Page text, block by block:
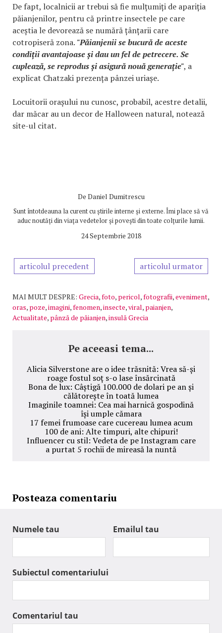
De fapt, localnicii ar trebui să fie mulțumiți de apariția
păianjenilor, pentru că printre insectele pe care
aceștia le devorează se numără țânțarii care
cotropiseră zona. "Păianjenii se bucură de aceste
condiții avantajoase și dau un fel de petrecere. Se
cuplează, se reprodus și asigură nouă generație", a
explicat Chatzaki prezența pânzei uriașe.
Locuitorii orașului nu cunosc, probabil, acestre detalii,
dar măcar au un decor de Halloween natural, notează
site-ul citat.
De Daniel Dumitrescu
Sunt întotdeauna la curent cu știrile interne și externe. Îmi place să vă
aduc noutăți din viața vedetelor și povești din toate colțurile lumii.
24 Septembrie 2018
articolul precedent articolul urmator
MAI MULT DESPRE: Grecia,foto, pericol,fotografii,eveniment,
oras, poze,imagini,fenomen,insecte,viral, paianjen,
Actualitate, pânză de păianjen,insulă Grecia
Pe aceeasi tema...
Alicia Silverstone are o idee trăsnită: Vrea să-și
roage fostul soț s-o lase însărcinată
Bona de lux: Câștigă 100.000 de dolari pe an și
călătorește în toată lumea
Imaginile toamnei: Cea mai harnică gospodină
își umple cămara
17 femei frumoase care cucereau lumea acum
100 de ani: Alte timpuri, alte chipuri!
Influencer cu stil: Vedeta de pe Instagram care
a purtat 5 rochii de mireasă la nuntă
Posteaza comentariu
Numele tau Emailul tau
Subiectul comentariului
Comentariul tau